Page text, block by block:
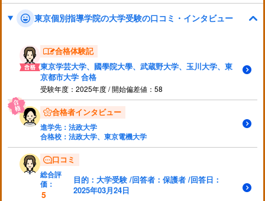
東京個別指導学院の大学受験の口コミ・インタビュー
合格体験記
東京学芸大学、國學院大學、武蔵野大学、玉川大学、東
京都市大学 合格
受験年度：2025年度 / 開始偏差値：58
合格者インタビュー
進学先： 法政大学
合格校： 法政大学、東京電機大学
口コミ
総合評
価：
5
目的：大学受験 /回答者：保護者 /回答日：
2025年03月24日